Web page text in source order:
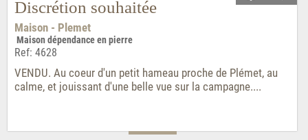
Discrétion souhaitée
Maison - Plemet
Maison dépendance en pierre
Ref: 4628
VENDU. Au coeur d'un petit hameau proche de Plémet, au
calme, et jouissant d'une belle vue sur la campagne....